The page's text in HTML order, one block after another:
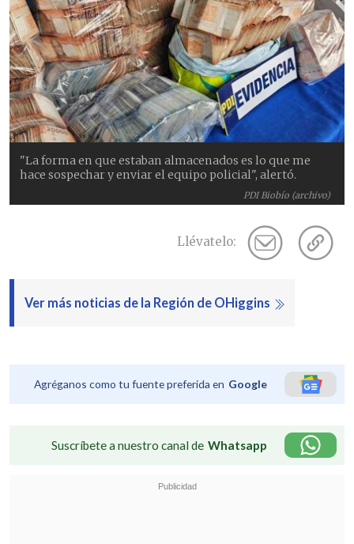
PDI Biobío (archivo)
"La forma en que estaban almacenados es lo que me
hace sospechar y enviar el equipo policial", alertó.
Llévatelo:
Ver más noticias de la Región de OHiggins
Agréganos como tu fuente preferida en Google
Suscríbete a nuestro canal de Whatsapp